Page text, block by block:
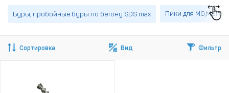
Буры, пробойные буры по бетону SDS max Пики для МО,МОП,Б
Сортировка Вид Фильтр